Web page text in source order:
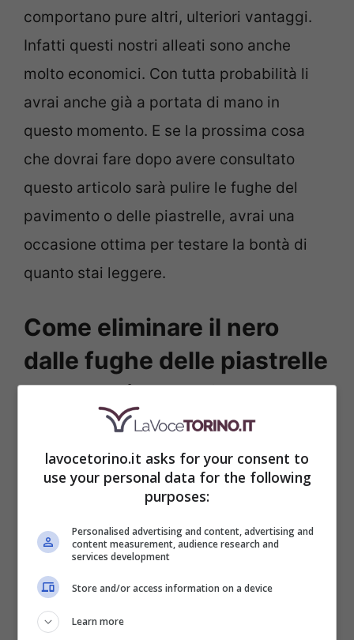
comportano pure altri, ulteriori vantaggi.
Infatti questi nostri alleati sono anche
molto economici. Con tutta probabilità li
avrai anche già a portata di mano in
questo momento. E se la prossima cosa
che dovrai fare dopo avere consultato
questo articolo sarà pulire le fughe del
pavimento o delle piastrelle, avrai una
occasione ottima per testare la bontà di
quanto stai leggere.
Come eliminare il nero
dalle fughe delle piastrelle
e del pavimento?
bicarbonato di sodio, un ingrediente che
disinfetta e che sgrassa qualsiasi tipo di
tessuto e di superficie. Basta mescolarlo
con un po’ di acqua in maniera tale da
creare una crema densa il giusto. Quindi
cospargila nelle piastrelle e strofina con
lavocetorino.it asks for your consent to
use your personal data for the following
purposes:
Personalised advertising and content, advertising and
content measurement, audience research and
services development
Store and/or access information on a device
Learn more